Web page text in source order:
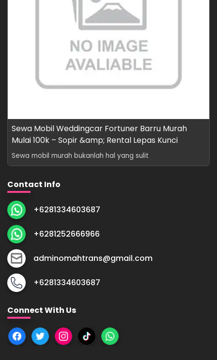
Sewa Mobil Weddingcar Fortuner Barru Murah
Mulai 100k – Sopir &amp; Rental Lepas Kunci
Sewa mobil murah bukanlah hal yang sulit
Contact Info
+6281334603687
+6281252666966
adminomahtrans@gmail.com
+6281334603687
Connect With Us